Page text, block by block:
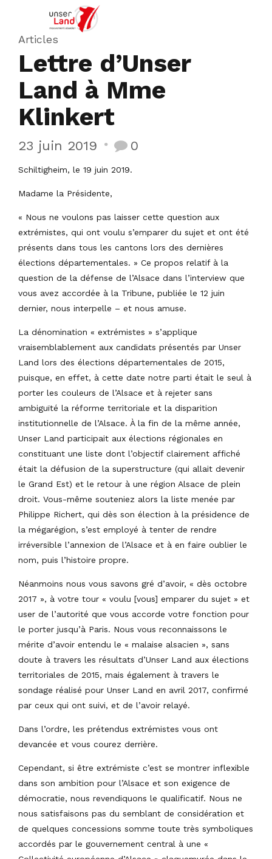
Articles
Lettre d’Unser
Land à Mme
Klinkert
23 juin 2019 0
Schiltigheim, le 19 juin 2019.
Madame la Présidente,
« Nous ne voulons pas laisser cette question aux
extrémistes, qui ont voulu s’emparer du sujet et ont été
présents dans tous les cantons lors des dernières
élections départementales. » Ce propos relatif à la
question de la défense de l’Alsace dans l’interview que
vous avez accordée à la Tribune, publiée le 12 juin
dernier, nous interpelle – et nous amuse.
La dénomination « extrémistes » s’applique
vraisemblablement aux candidats présentés par Unser
Land lors des élections départementales de 2015,
puisque, en effet, à cette date notre parti était le seul à
porter les couleurs de l’Alsace et à rejeter sans
ambiguïté la réforme territoriale et la disparition
institutionnelle de l’Alsace. À la fin de la même année,
Unser Land participait aux élections régionales en
constituant une liste dont l’objectif clairement affiché
était la défusion de la superstructure (qui allait devenir
le Grand Est) et le retour à une région Alsace de plein
droit. Vous-même souteniez alors la liste menée par
Philippe Richert, qui dès son élection à la présidence de
la mégarégion, s’est employé à tenter de rendre
irréversible l’annexion de l’Alsace et à en faire oublier le
nom, puis l’histoire propre.
Néanmoins nous vous savons gré d’avoir, « dès octobre
2017 », à votre tour « voulu [vous] emparer du sujet » et
user de l’autorité que vous accorde votre fonction pour
le porter jusqu’à Paris. Nous vous reconnaissons le
mérite d’avoir entendu le « malaise alsacien », sans
doute à travers les résultats d’Unser Land aux élections
territoriales de 2015, mais également à travers le
sondage réalisé pour Unser Land en avril 2017, confirmé
par ceux qui ont suivi, et de l’avoir relayé.
Dans l’ordre, les prétendus extrémistes vous ont
devancée et vous courez derrière.
Cependant, si être extrémiste c’est se montrer inflexible
dans son ambition pour l’Alsace et son exigence de
démocratie, nous revendiquons le qualificatif. Nous ne
nous satisfaisons pas du semblant de considération et
de quelques concessions somme toute très symboliques
accordés par le gouvernement central à une «